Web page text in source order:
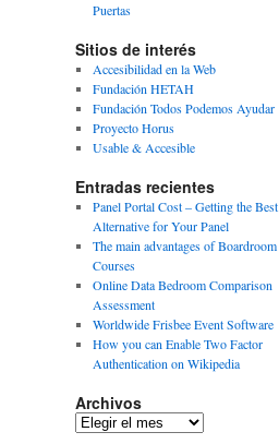
Puertas
Sitios de interés
Accesibilidad en la Web
Fundación HETAH
Fundación Todos Podemos Ayudar
Proyecto Horus
Usable & Accesible
Entradas recientes
Panel Portal Cost – Getting the Best
Alternative for Your Panel
The main advantages of Boardroom
Courses
Online Data Bedroom Comparison
Assessment
Worldwide Frisbee Event Software
How you can Enable Two Factor
Authentication on Wikipedia
Archivos
Archivos